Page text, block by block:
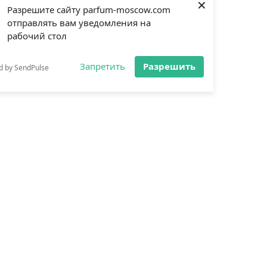
Разрешите сайту parfum-moscow.com
отправлять вам уведомления на
рабочий стол
by SendPulse Запретить Разрешить
×